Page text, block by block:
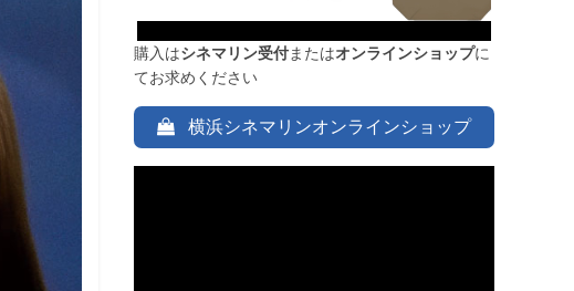
購入はシネマリン受付またはオンラインショップに
てお求めください
横浜シネマリンオンラインショップ